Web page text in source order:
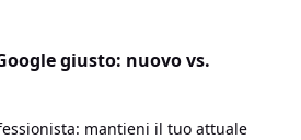
giusto: nuovo vs.
mantieni il tuo attuale